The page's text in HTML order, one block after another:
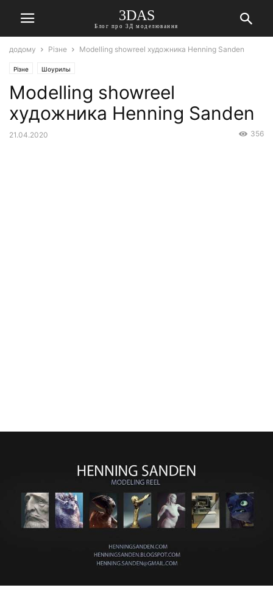
3DAS
Блог про 3Д моделювання
додому Різне Modelling showreel художника Henning Sanden
Різне Шоурилы
Modelling showreel
художника Henning Sanden
21.04.2020 356